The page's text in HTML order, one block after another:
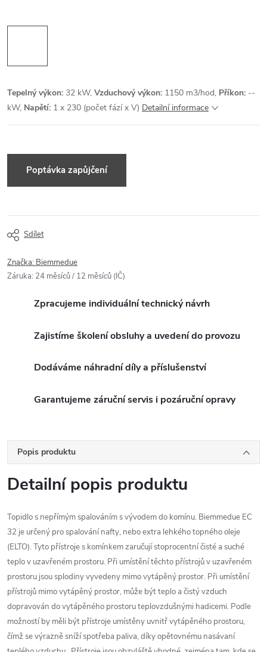
Tepelný výkon: 32 kW, Vzduchový výkon: 1150 m3/hod, Příkon: --
kW, Napětí: 1 x 230 (počet fází x V) Detailní informace
Dotaz k produktu
Sdílet
Značka: Biemmedue
Záruka: 24 měsíců / 12 měsíců (IČ)
Zpracujeme individuální technický návrh
Zajistíme školení obsluhy a uvedení do provozu
Dodáváme náhradní díly a příslušenství
Garantujeme záruční servis i pozáruční opravy
Popis produktu
Detailní popis produktu
Topidlo s nepřímým spalováním s vývodem do komínu. Biemmedue EC
32 je určený pro spalování nafty, nebo extra lehkého topného oleje
(ELTO). Tyto přístroje s komínkem zaručují stoprocentní čisté a suché
teplo v uzavřeném prostoru. Při umístění těchto přístrojů v uzavřeném
prostoru jsou splodiny vyvedeny mimo vytápěný prostor. Při umístění
přístrojů mimo vytápěný prostor, může být teplo a čistý vzduch
dopravován do vytápěného prostoru teplovzdušnými hadicemi. Podle
možností by měli být přístroje umístěny uvnitř vytápěného prostoru,
čímž se výrazně sníží spotřeba paliva, díky opětovnému nasávaní